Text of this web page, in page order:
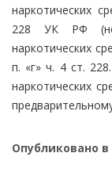
наркотических
228 УК РФ
наркотических
п. «г» ч. 4 ст.
наркотических
Опубликовано в